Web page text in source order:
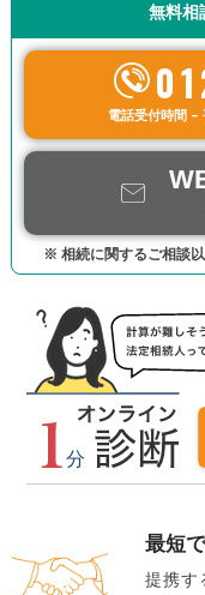
無料相
電話受付時間 –
※ 相続に関するご相談
最短
提携す